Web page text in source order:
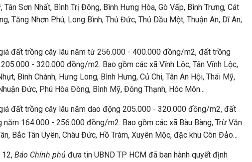
Tân Sơn Nhất, Bình Trị Đông, Bình Hưng Hòa, Gò Vấp, Bình Trưng, Cát
Tăng Nhơn Phú, Long Bình, Thủ Đức, Thủ Dầu Một, Thuận An, Dĩ An,
đất trồng cây lâu năm từ 256.000 - 400.000 đồng/m2, đất trồng
- 320.000 đồng/m2. Bao gồm các xã Vĩnh Lộc, Tân Vĩnh Lộc,
Bình Chánh, Hưng Long, Bình Hưng, Củ Chi, Tân An Hội, Thái Mỹ,
Đức, Phú Hòa Đông, Bình Mỹ, Đông Thạnh, Hóc Môn...
đất trồng cây lâu năm dao động 205.000 - 320.000 đồng/m2, đất
năm 164.000 - 256.000 đồng/m2. Bao gồm các xã Bàu Bàng, Trừ Văn
Bắc Tân Uyên, Châu Đức, Hồ Tràm, Xuyên Mộc, đặc khu Côn Đảo...
12, Báo Chính phủ đưa tin UBND TP HCM đã ban hành quyết định